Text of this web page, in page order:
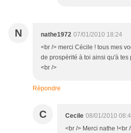
N nathe1972 07/01/2010 18:24
<br /> merci Cécile ! tous mes
de prospérité à toi ainsi qu'à tes
<br />
Répondre
C Cecile 08/01/2010
<br /> Merci nathe !<br